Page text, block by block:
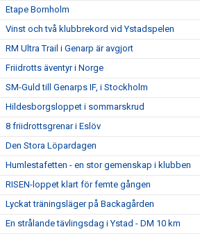
Etape Bornholm
Vinst och två klubbrekord vid Ystadspelen
RM Ultra Trail i Genarp är avgjort
Friidrotts äventyr i Norge
SM-Guld till Genarps IF, i Stockholm
Hildesborgsloppet i sommarskrud
8 friidrottsgrenar i Eslöv
Den Stora Löpardagen
Humlestafetten - en stor gemenskap i klubben
RISEN-loppet klart för femte gången
Lyckat träningsläger på Backagården
En strålande tävlingsdag i Ystad - DM 10 km